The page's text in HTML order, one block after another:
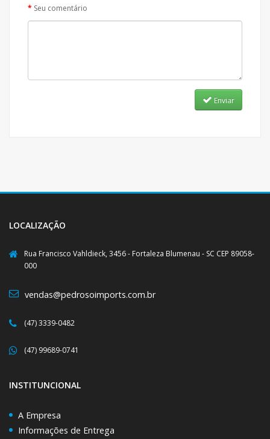
Seu comentário
Enviar
LOCALIZAÇÃO
Rua Francisco Vahldieck, 3456 - Fortaleza Blumenau - SC CEP 89058-
000
vendas@pedrosoimports.com.br
(47) 3339-0482
(47) 99689-0741
INSTITUNCIONAL
A Empresa
Informações de Entrega